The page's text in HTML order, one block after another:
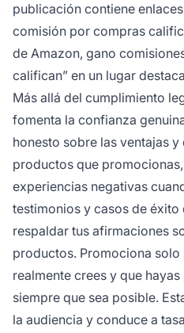
publicación contiene
comisión por compras
de Amazon, gano
califican” en un lugar
Más allá del cumplimiento
fomenta la confianza
honesto sobre las ventajas
productos que
experiencias negativas
testimonios y casos de éxito
respaldar tus afirmaciones
productos. Promociona
realmente crees y que
siempre que sea posible.
la audiencia y conduce a